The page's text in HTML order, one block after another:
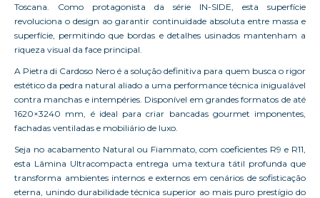
Toscana. Como protagonista da série IN-SIDE, esta superfície
revoluciona o design ao garantir continuidade absoluta entre massa e
superfície, permitindo que bordas e detalhes usinados mantenham a
riqueza visual da face principal.
A Pietra di Cardoso Nero é a solução definitiva para quem busca o rigor
estético da pedra natural aliado a uma performance técnica inigualável
contra manchas e intempéries. Disponível em grandes formatos de até
1620×3240 mm, é ideal para criar bancadas gourmet imponentes,
fachadas ventiladas e mobiliário de luxo.
Seja no acabamento Natural ou Fiammato, com coeficientes R9 e R11,
esta Lâmina Ultracompacta entrega uma textura tátil profunda que
transforma ambientes internos e externos em cenários de sofisticação
eterna, unindo durabilidade técnica superior ao mais puro prestígio do